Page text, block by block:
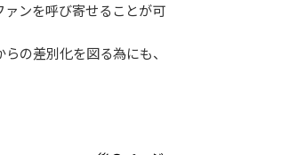
ンを呼び寄せることが可
の差別化を図る為にも、